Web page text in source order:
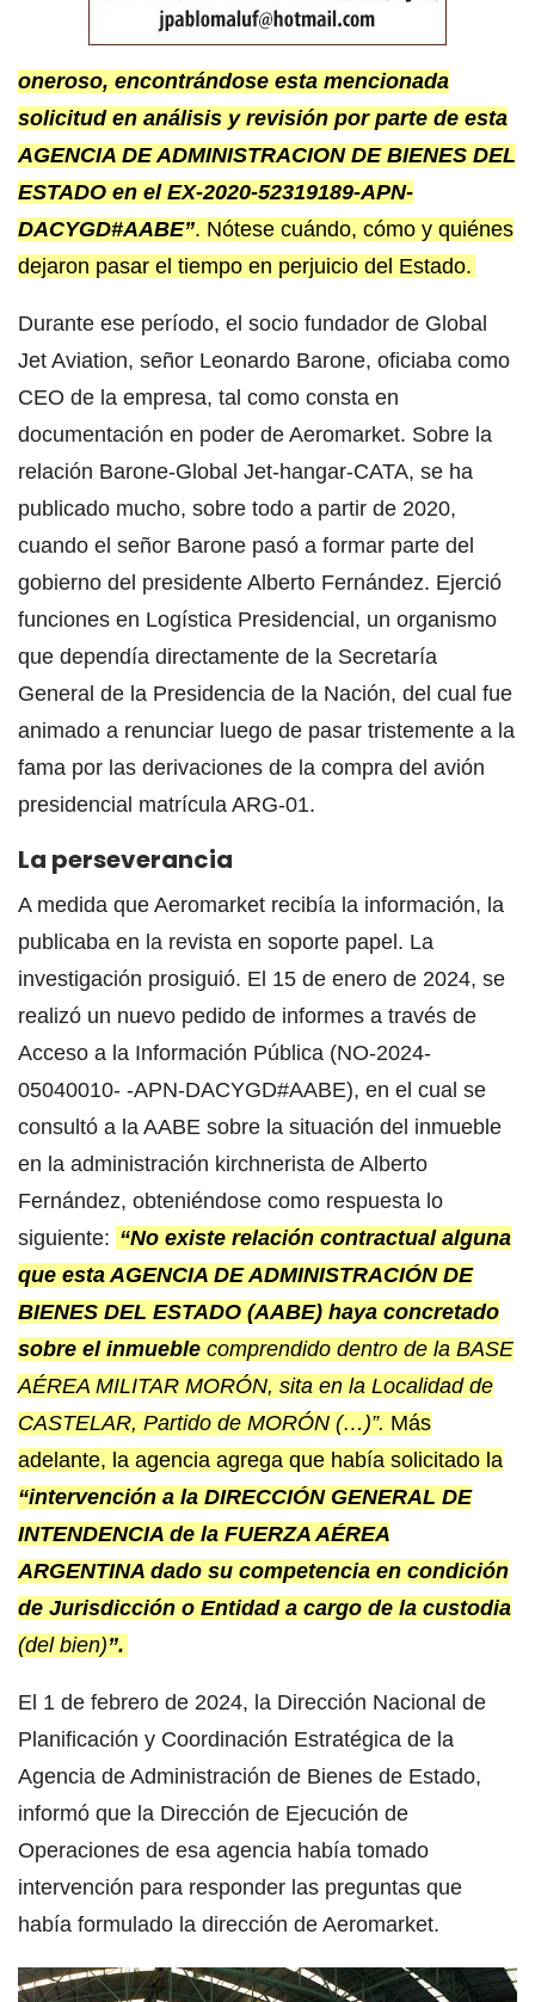
oneroso, encontrándose esta mencionada
solicitud en análisis y revisión por parte de esta
AGENCIA DE ADMINISTRACION DE BIENES DEL
ESTADO en el EX-2020-52319189-APN-
DACYGD#AABE”. Nótese cuándo, cómo y quiénes
dejaron pasar el tiempo en perjuicio del Estado.
Durante ese período, el socio fundador de Global
Jet Aviation, señor Leonardo Barone, oficiaba como
CEO de la empresa, tal como consta en
documentación en poder de Aeromarket. Sobre la
relación Barone-Global Jet-hangar-CATA, se ha
publicado mucho, sobre todo a partir de 2020,
cuando el señor Barone pasó a formar parte del
gobierno del presidente Alberto Fernández. Ejerció
funciones en Logística Presidencial, un organismo
que dependía directamente de la Secretaría
General de la Presidencia de la Nación, del cual fue
animado a renunciar luego de pasar tristemente a la
fama por las derivaciones de la compra del avión
presidencial matrícula ARG-01.
La perseverancia
A medida que Aeromarket recibía la información, la
publicaba en la revista en soporte papel. La
investigación prosiguió. El 15 de enero de 2024, se
realizó un nuevo pedido de informes a través de
Acceso a la Información Pública (NO-2024-
05040010- -APN-DACYGD#AABE), en el cual se
consultó a la AABE sobre la situación del inmueble
en la administración kirchnerista de Alberto
Fernández, obteniéndose como respuesta lo
siguiente: “No existe relación contractual alguna
que esta AGENCIA DE ADMINISTRACIÓN DE
BIENES DEL ESTADO (AABE) haya concretado
sobre el inmueble comprendido dentro de la BASE
AÉREA MILITAR MORÓN, sita en la Localidad de
CASTELAR, Partido de MORÓN (…)”. Más
adelante, la agencia agrega que había solicitado la
“intervención a la DIRECCIÓN GENERAL DE
INTENDENCIA de la FUERZA AÉREA
ARGENTINA dado su competencia en condición
de Jurisdicción o Entidad a cargo de la custodia
(del bien)”.
El 1 de febrero de 2024, la Dirección Nacional de
Planificación y Coordinación Estratégica de la
Agencia de Administración de Bienes de Estado,
informó que la Dirección de Ejecución de
Operaciones de esa agencia había tomado
intervención para responder las preguntas que
había formulado la dirección de Aeromarket.